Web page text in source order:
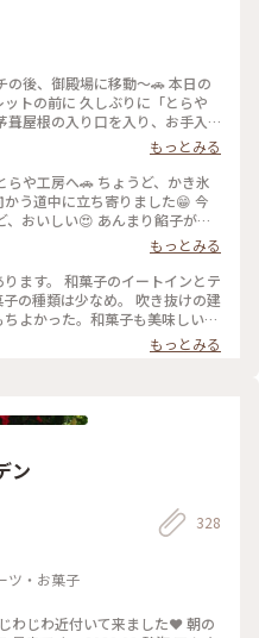
の後、御殿場に移動〜🚗 本日の
トの前に 久しぶりに「とらや
葺屋根の入り口を入り、お手入
変わらぬ佇まいの工房
頂きました🌰🍵美味しい〜😋
を楽しみ😊 途中、休憩ではサ
んは混む前の早めの時間に 沼
インの 美味しいお寿司🍣🍣頂
、満喫の大満足日帰り旅です
ウトレット #サングラム #静岡茶
もっとみる
らや工房へ🚗 ちょうど、かき氷
う道中に立ち寄りました😁 今
おいしい😍 あんまり餡子が得
子はおいしいです✨ #静岡県#
もっとみる
ます。 和菓子のイートインとテ
の種類は少なめ。 吹き抜けの建
よかった。和菓子も美味しいで
もっとみる
ン
ツ・お菓子
328